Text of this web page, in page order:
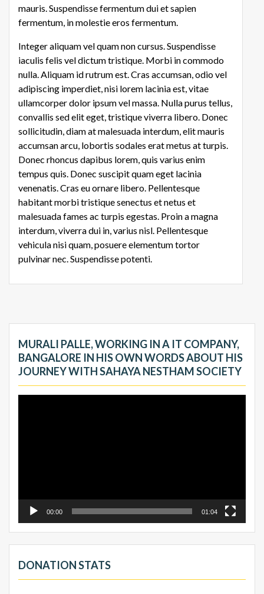
mauris. Suspendisse fermentum dui et sapien
fermentum, in molestie eros fermentum.
Integer aliquam vel quam non cursus. Suspendisse
iaculis felis vel dictum tristique. Morbi in commodo
nulla. Aliquam id rutrum est. Cras accumsan, odio vel
adipiscing imperdiet, nisi lorem lacinia est, vitae
ullamcorper dolor ipsum vel massa. Nulla purus tellus,
convallis sed elit eget, tristique viverra libero. Donec
sollicitudin, diam at malesuada interdum, elit mauris
accumsan arcu, lobortis sodales erat metus at turpis.
Donec rhoncus dapibus lorem, quis varius enim
tempus quis. Donec suscipit quam eget lacinia
venenatis. Cras eu ornare libero. Pellentesque
habitant morbi tristique senectus et netus et
malesuada fames ac turpis egestas. Proin a magna
interdum, viverra dui in, varius nisl. Pellentesque
vehicula nisi quam, posuere elementum tortor
pulvinar nec. Suspendisse potenti.
MURALI PALLE, WORKING IN A IT COMPANY,
BANGALORE IN HIS OWN WORDS ABOUT HIS
JOURNEY WITH SAHAYA NESTHAM SOCIETY
00:00 01:04
DONATION STATS